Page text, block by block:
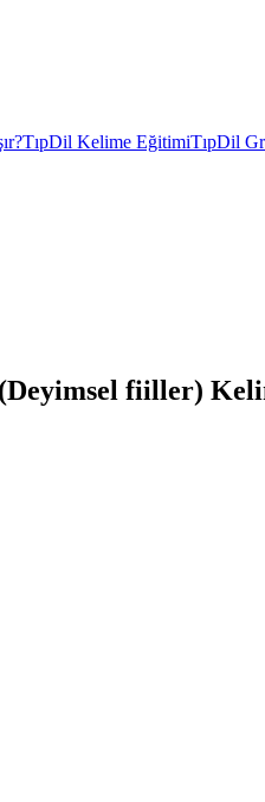
TıpDil Kelime EğitimiTıpDil
(Deyimsel fiiller)